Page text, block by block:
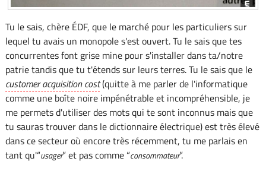
Tu le sais, chère ÉDF, que le marché pour les particuliers sur
lequel tu avais un monopole s'est ouvert. Tu le sais que tes
concurrentes font grise mine pour s'installer dans ta/notre
patrie tandis que tu t'étends sur leurs terres. Tu le sais que le
customer acquisition cost(quitte à me parler de l'informatique
comme une boîte noire impénétrable et incompréhensible, je
me permets d'utiliser des mots qui te sont inconnus mais que
tu sauras trouver dans le dictionnaire électrique) est très élevé
dans ce secteur où encore très récemment, tu me parlais en
tant qu'“usager” et pas comme “consommateur”.